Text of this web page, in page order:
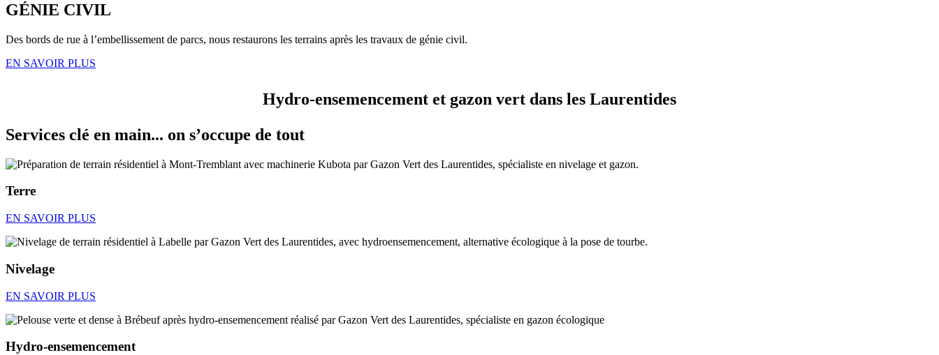
GÉNIE CIVIL
Des bords de rue à l’embellissement de parcs, nous restaurons les terrains après les travaux de génie civil.
EN SAVOIR PLUS
Hydro-ensemencement et gazon vert dans les Laurentides
Services clé en main... on s’occupe de tout
Terre
EN SAVOIR PLUS
Nivelage
EN SAVOIR PLUS
Hydro-ensemencement